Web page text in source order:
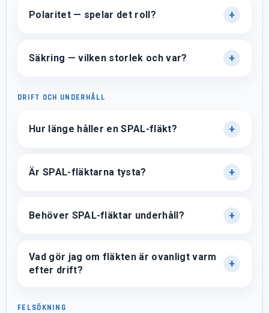
Polaritet — spelar det roll?
Säkring — vilken storlek och var?
DRIFT OCH UNDERHÅLL
Hur länge håller en SPAL-fläkt?
Är SPAL-fläktarna tysta?
Behöver SPAL-fläktar underhåll?
Vad gör jag om fläkten är ovanligt varm
efter drift?
FELSÖKNING